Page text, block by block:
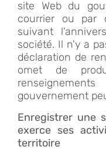
site Web du
courrier ou par
suivant
société. Il n'y a
déclaration de
omet de
gouvernement
Enregistrer une
exerce ses
territoire